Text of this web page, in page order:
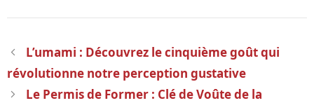
Navigation
des
L’umami : Découvrez le cinquième goût qui
révolutionne notre perception gustative
Le Permis de Former : Clé de Voûte de la